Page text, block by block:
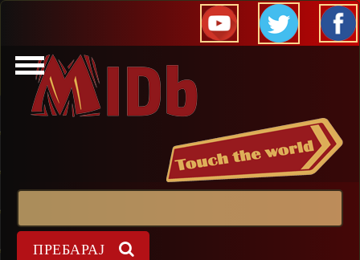
Прескокни